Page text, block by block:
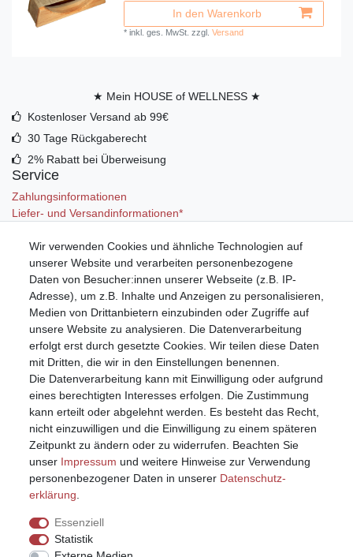
In den Warenkorb
*inkl. ges. MwSt. zzgl.Versand
★ Mein HOUSE of WELLNESS ★
Kostenloser Versand ab 99€
30 Tage Rückgaberecht
2% Rabatt bei Überweisung
Service
Zahlungsinformationen
Liefer- und Versandinformationen*
Mein Konto
Registrieren
Anmelden (Login)
Warenkorb
Wir verwenden Cookies und ähnliche Technologien auf
unserer Website und verarbeiten personenbezogene
Daten von Besucher:innen unserer Webseite (z.B. IP-
Adresse), um z.B. Inhalte und Anzeigen zu personalisieren,
Medien von Drittanbietern einzubinden oder Zugriffe auf
unsere Website zu analysieren. Die Datenverarbeitung
erfolgt erst durch gesetzte Cookies. Wir teilen diese Daten
mit Dritten, die wir in den Einstellungen benennen.
Die Datenverarbeitung kann mit Einwilligung oder aufgrund
eines berechtigten Interesses erfolgen. Die Zustimmung
kann erteilt oder abgelehnt werden. Es besteht das Recht,
nicht einzuwilligen und die Einwilligung zu einem späteren
Zeitpunkt zu ändern oder zu widerrufen. Beachten Sie
unser Impressum und weitere Hinweise zur Verwendung
personenbezogener Daten in unserer Daten­schutz­
erklärung
Essenziell
Statistik